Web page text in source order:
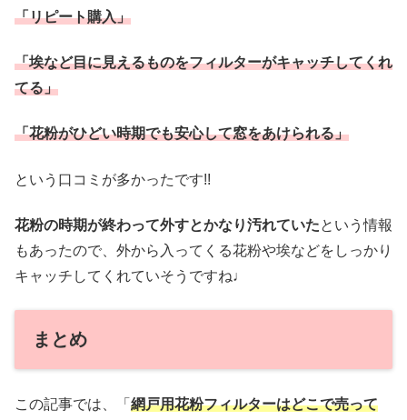
「リピート購入」
「埃など目に見えるものをフィルターがキャッチしてくれ
てる」
「花粉がひどい時期でも安心して窓をあけられる」
という口コミが多かったです!!
花粉の時期が終わって外すとかなり汚れていたという情報
もあったので、外から入ってくる花粉や埃などをしっかり
キャッチしてくれていそうですね♩
まとめ
この記事では、「 網戸用花粉フィルターはどこで売って